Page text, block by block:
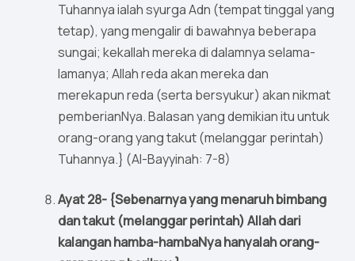
Tuhannya ialah syurga Adn (tempat tinggal yang
tetap), yang mengalir di bawahnya beberapa
sungai; kekallah mereka di dalamnya selama-
lamanya; Allah reda akan mereka dan
merekapun reda (serta bersyukur) akan nikmat
pemberianNya. Balasan yang demikian itu untuk
orang-orang yang takut (melanggar perintah)
Tuhannya.} (Al-Bayyinah: 7-8)
Ayat 28- {Sebenarnya yang menaruh bimbang
dan takut (melanggar perintah) Allah dari
kalangan hamba-hambaNya hanyalah orang-